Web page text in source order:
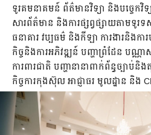
ទូរគមនាគមន៍ ព័ត៌មានវិទ្យា និងបច្ចេកវិ
សារព័ត៌មាន និងការផ្សព្វផ្សាយតាមទូរទ
ធនាគារ វប្បធម៌ និងកីឡា ការងារនិងកា
កិច្ចនិងការអភិវឌ្ឍន៍ បញ្ហាព្រំដែន បណ្ណា
ការពារជាតិ បញ្ហានានាពាក់ព័ន្ធច្បាប់និ
កិច្ចការកុងស៊ុល អាជ្ញាធរ មូលដ្ឋាន និង